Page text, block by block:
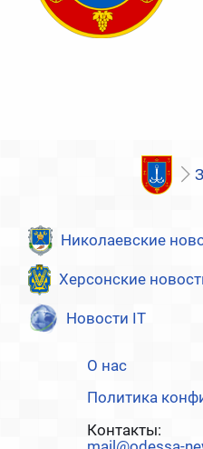
Николаевские
Херсонские
Новости IT
О нас
Политика
Контакты: